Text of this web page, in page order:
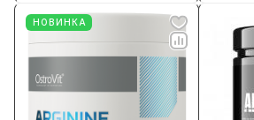
НОВИНКА